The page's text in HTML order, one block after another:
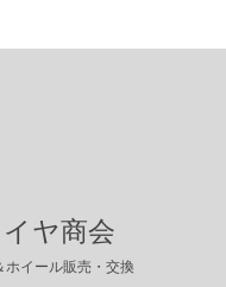
ヤ商会
イール販売・交換